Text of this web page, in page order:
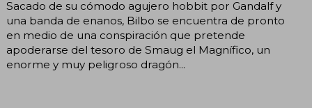
Sacado de su cómodo agujero hobbit por Gandalf y
una banda de enanos, Bilbo se encuentra de pronto
en medio de una conspiración que pretende
apoderarse del tesoro de Smaug el Magnífico, un
enorme y muy peligroso dragón...